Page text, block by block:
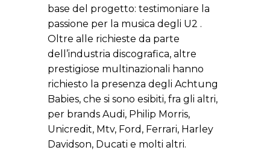
base del progetto: testimoniare la
passione per la musica degli U2 .
Oltre alle richieste da parte
dell’industria discografica, altre
prestigiose multinazionali hanno
richiesto la presenza degli Achtung
Babies, che si sono esibiti, fra gli altri,
per brands Audi, Philip Morris,
Unicredit, Mtv, Ford, Ferrari, Harley
Davidson, Ducati e molti altri.